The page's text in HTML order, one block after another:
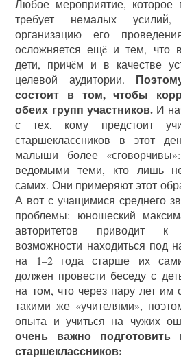
Любое мероприятие, которое
требует немалых
организацию его
осложняется ещë и тем, что
дети, причëм и в качестве
целевой аудитории.
состоит в том, чтобы
обеих групп участников.И
с тех, кому предстоит
старшеклассников в этот
малыши более
ведомыми теми, кто лишь
самих. Они примеряют этот
А вот с учащимися среднего
проблемы: юношеский
авторитетов приводит
возможности находиться под
на 1–2 года старше их
должен провести беседу с
на том, что через пару лет им
такими же «учителями»,
опыта и учиться на чужих
очень важно подготовить
старшеклассников: